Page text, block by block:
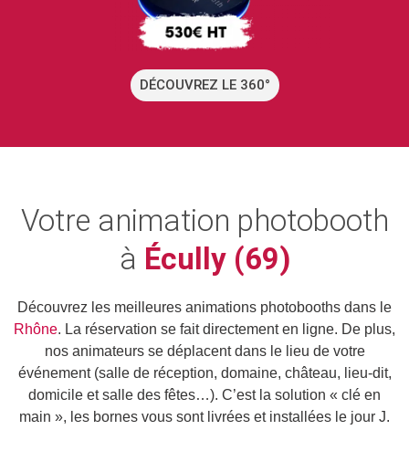
DÉCOUVREZ LE 360°
Votre animation photobooth
à Écully (69)
Découvrez les meilleures animations photobooths dans le
Rhône. La réservation se fait directement en ligne. De plus,
nos animateurs se déplacent dans le lieu de votre
événement (salle de réception, domaine, château, lieu-dit,
domicile et salle des fêtes…). C’est la solution « clé en
main », les bornes vous sont livrées et installées le jour J.